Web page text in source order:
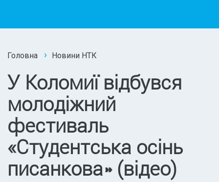
Головна Новини НТК
У Коломиї відбувся
молодіжний
фестиваль
«Студентська осінь
писанкова» (відео)